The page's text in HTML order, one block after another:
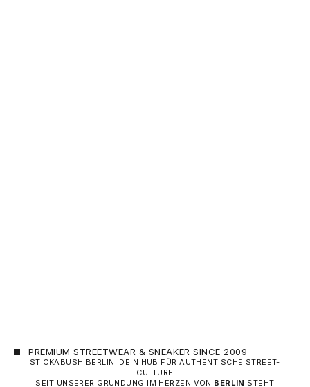
PREMIUM STREETWEAR & SNEAKER SINCE 2009
STICKABUSH BERLIN: DEIN HUB FÜR AUTHENTISCHE STREET-
CULTURE
SEIT UNSERER GRÜNDUNG IM HERZEN VON BERLIN STEHT